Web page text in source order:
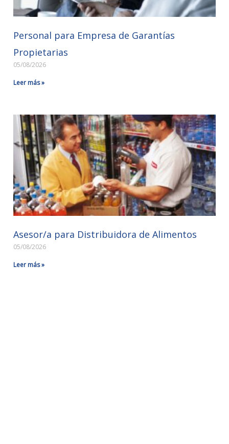
Personal para Empresa de Garantías
Propietarias
05/08/2026
Leer más »
Asesor/a para Distribuidora de Alimentos
05/08/2026
Leer más »